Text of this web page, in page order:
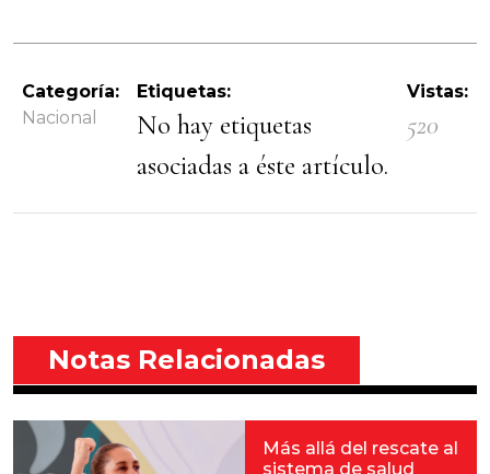
Categoría:
Nacional
Etiquetas:
No hay etiquetas
asociadas a éste artículo.
Vistas:
520
Notas Relacionadas
Más allá del rescate al
sistema de salud